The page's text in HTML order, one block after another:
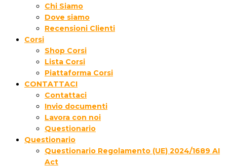
Chi Siamo
Dove siamo
Recensioni Clienti
Corsi
Shop Corsi
Lista Corsi
Piattaforma Corsi
CONTATTACI
Contattaci
Invio documenti
Lavora con noi
Questionario
Questionario
Questionario Regolamento (UE) 2024/1689 AI
Act